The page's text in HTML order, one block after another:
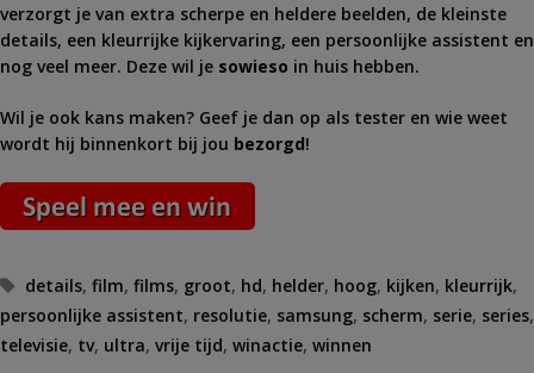
verzorgt je van extra scherpe en heldere beelden, de kleinste
details, een kleurrijke kijkervaring, een persoonlijke assistent en
nog veel meer. Deze wil je sowieso in huis hebben.
Wil je ook kans maken? Geef je dan op als tester en wie weet
wordt hij binnenkort bij jou bezorgd!
Tags
details,film,films, groot, hd, helder, hoog, kijken, kleurrijk,
persoonlijke assistent, resolutie, samsung, scherm, serie, series,
televisie, tv, ultra, vrije tijd, winactie, winnen